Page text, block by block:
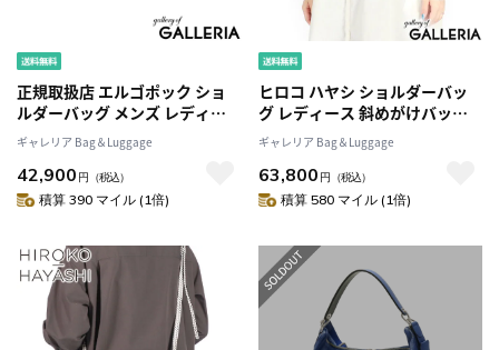
正規取扱店 エルゴポック ショ
ルダーバッグ メンズ レディー
ス 斜めがけ HERGOPOCH ブラ
ンド 大きめ 牛革 本革 日本製
2WAY 大人 40代 50代 A4 ベーシ
ックショルダーバッグA4 ER-
ギャレリア Bag＆Luggage
42,900 円 （税込）
積算 390 マイル (1倍)
ヒロコ ハヤシ ショルダーバッ
グ レディース 斜めがけバッグ
ブランド HIROKO HAYASHI バ
ッグ 大人 上品 革 本革 ミニ 小さ
め 小さい レザー やぎ革 シンプ
ル おしゃれ 日本製 かぶせ フラ
ギャレリア Bag＆Luggage
63,800 円 （税込）
積算 580 マイル (1倍)